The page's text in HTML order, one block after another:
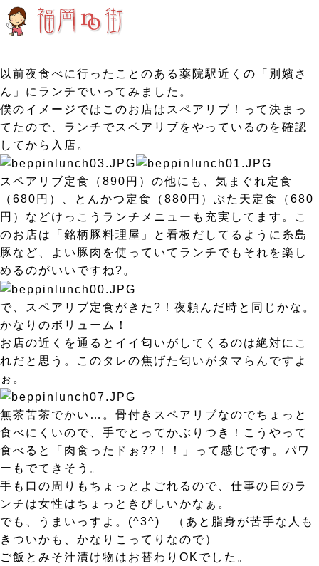
以前夜食べに行ったことのある薬院駅近くの「別嬪さ
ん」にランチでいってみました。
僕のイメージではこのお店はスペアリブ！って決まっ
てたので、ランチでスペアリブをやっているのを確認
してから入店。
スペアリブ定食（890円）の他にも、気まぐれ定食
（680円）、とんかつ定食（880円）ぶた天定食（680
円）などけっこうランチメニューも充実してます。こ
のお店は「銘柄豚料理屋」と看板だしてるように糸島
豚など、よい豚肉を使っていてランチでもそれを楽し
めるのがいいですね?。
で、スペアリブ定食がきた?！夜頼んだ時と同じかな。
かなりのボリューム！
お店の近くを通るとイイ匂いがしてくるのは絶対にこ
れだと思う。このタレの焦げた匂いがタマらんですよ
ぉ。
無茶苦茶でかい…。骨付きスペアリブなのでちょっと
食べにくいので、手でとってかぶりつき！こうやって
食べると「肉食ったドぉ??！！」って感じです。パワ
ーもでてきそう。
手も口の周りもちょっとよごれるので、仕事の日のラ
ンチは女性はちょっときびしいかなぁ。
でも、うまいっすよ。(^3^) （あと脂身が苦手な人も
きついかも、かなりこってりなので）
ご飯とみそ汁漬け物はお替わりOKでした。